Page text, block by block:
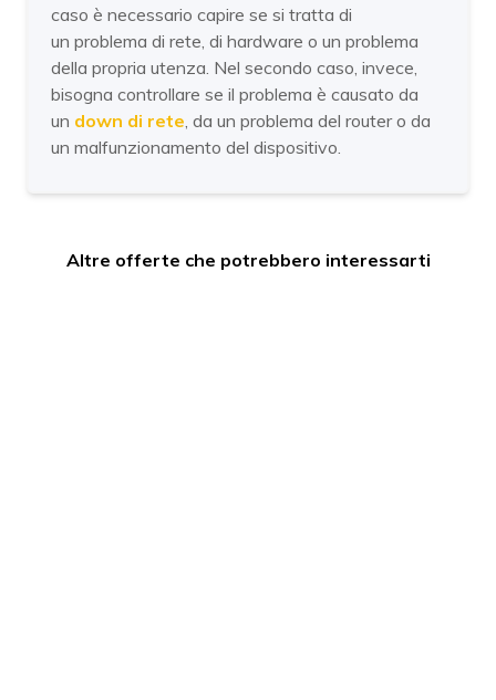
caso è necessario capire se si tratta di
un problema di rete, di hardware o un problema
della propria utenza. Nel secondo caso, invece,
bisogna controllare se il problema è causato da
un down di rete , da un problema del router o da
un malfunzionamento del dispositivo.
Altre offerte che potrebbero interessarti